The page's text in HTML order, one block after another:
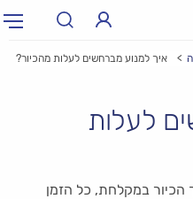
איך למנוע מברחשים לעלות מהכיור?
לעלות
הכיור במקלחת, כל הזמן